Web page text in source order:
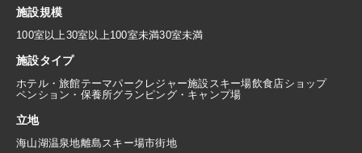
施設規模
100室以上30室以上100室未満30室未満
施設タイプ
ホテル・旅館テーマパーク レジャー施設スキー場飲食店ショップ
ペンション・保養所グランピング・キャンプ場
立地
海山湖温泉地離島スキー場市街地